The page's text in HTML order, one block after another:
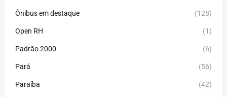
Ônibus em destaque (128)
Open RH (1)
Padrão 2000 (6)
Pará (56)
Paraíba (42)